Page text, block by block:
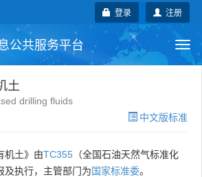
注册
登录
公共服务平台
国际标准
技术委员会
土
drilling fluids
中文版标准
机土》由TC355 （全国石油天然气标准化
及执行，主管部门为国家标准委。